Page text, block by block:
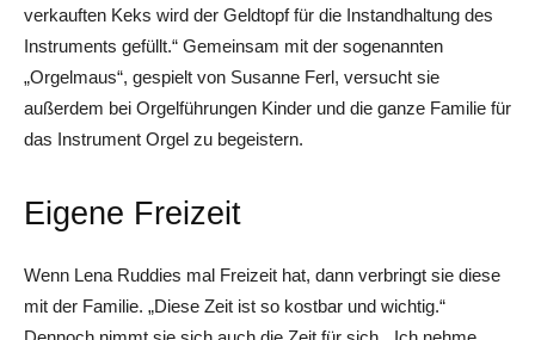
verkauften Keks wird der Geldtopf für die ­Instandhaltung des
Instruments gefüllt.“ Gemeinsam mit der sogenannten
„Orgelmaus“, gespielt von Susanne Ferl, versucht sie
außerdem bei Orgelführungen Kinder und die ganze Familie für
das Instrument Orgel zu begeistern.
Eigene Freizeit
Wenn Lena Ruddies mal Freizeit hat, dann verbringt sie diese
mit der Familie. „Diese Zeit ist so kostbar und wichtig.“